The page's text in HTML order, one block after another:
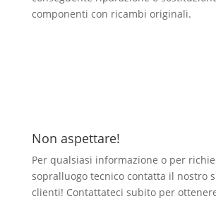
componenti con ricambi originali.
Non aspettare!
Per qualsiasi informazione o per
sopralluogo tecnico contatta il nostro
clienti! Contattateci subito per